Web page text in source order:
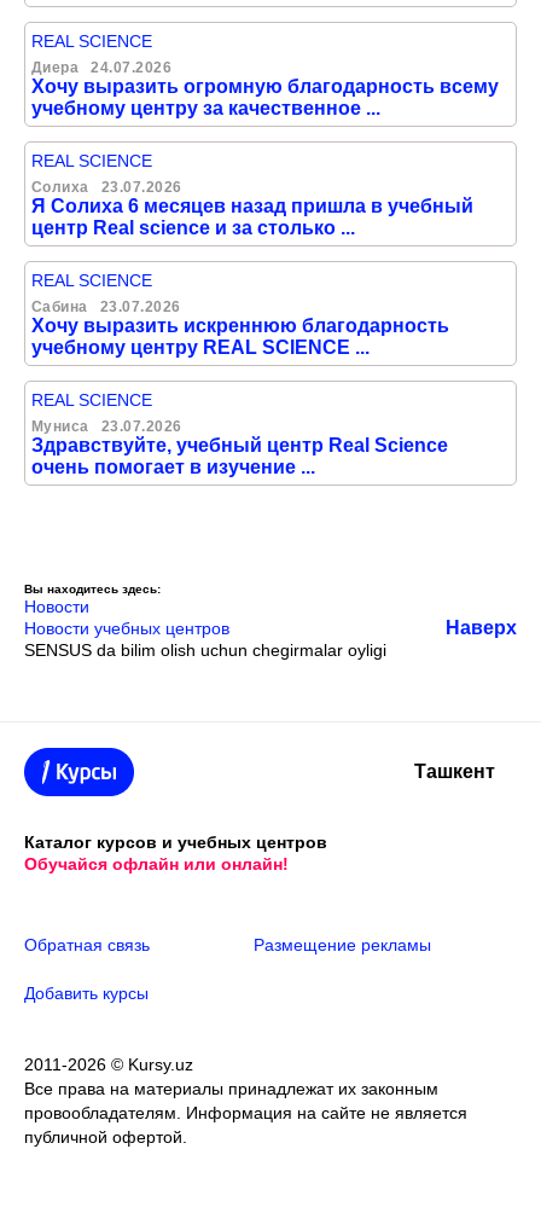
REAL SCIENCE
Диера 24.07.2026
Хочу выразить огромную благодарность всему
учебному центру за качественное ...
REAL SCIENCE
Солиха 23.07.2026
Я Солиха 6 месяцев назад пришла в учебный
центр Real science и за столько ...
REAL SCIENCE
Сабина 23.07.2026
Хочу выразить искреннюю благодарность
учебному центру REAL SCIENCE ...
REAL SCIENCE
Муниса 23.07.2026
Здравствуйте, учебный центр Real Science
очень помогает в изучение ...
Вы находитесь здесь:
Новости
Новости учебных центров
SENSUS da bilim olish uchun chegirmalar oyligi
Наверх
Ташкент
Каталог курсов и учебных центров
Обучайся офлайн или онлайн!
Обратная связь Размещение рекламы
Добавить курсы
2011-2026 © Kursy.uz
Все права на материалы принадлежат их законным
провообладателям. Информация на сайте не является
публичной офертой.